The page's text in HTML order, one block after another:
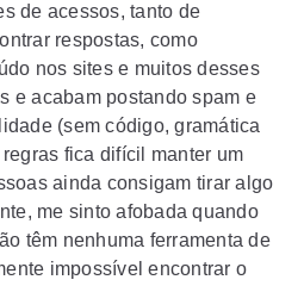
de acessos, tanto de
respostas, como
nos sites e muitos desses
e acabam postando spam e
(sem código, gramática
fica difícil manter um
ainda consigam tirar algo
me sinto afobada quando
têm nenhuma ferramenta de
impossível encontrar o